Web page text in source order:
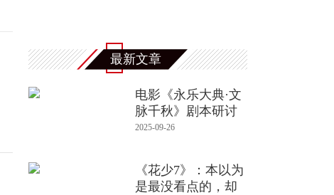
最新文章
电影《永乐大典·文
脉千秋》剧本研讨
会在京
2025-09-26
《花少7》：本以为
是最没看点的，却